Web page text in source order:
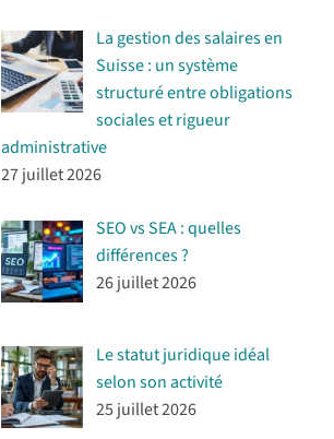
La gestion des salaires en
Suisse : un système
structuré entre obligations
sociales et rigueur
administrative
27 juillet 2026
SEO vs SEA : quelles
différences ?
26 juillet 2026
Le statut juridique idéal
selon son activité
25 juillet 2026